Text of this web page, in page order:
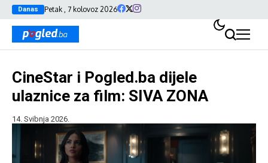
Danas Petak , 7 kolovoz 2026
CineStar i Pogled.ba dijele
ulaznice za film: SIVA ZONA
14. Svibnja 2026.